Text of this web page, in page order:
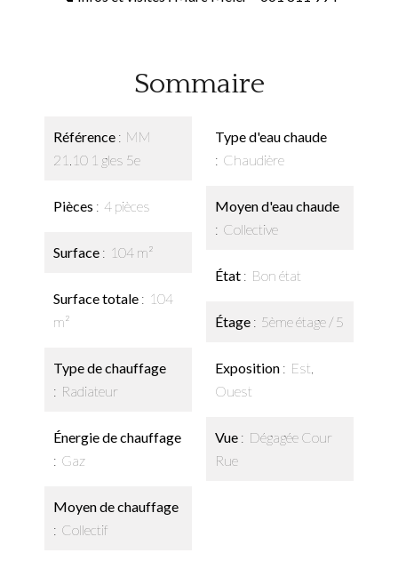
Sommaire
Référence
MM
21.10 1 gles 5e
Pièces 4 pièces
Surface 104 m²
Surface totale
104
m²
Type de chauffage
Radiateur
Énergie de chauffage
Gaz
Moyen de chauffage
Collectif
Type d'eau chaude
Chaudière
Moyen d'eau chaude
Collective
État Bon état
Étage 5ème étage / 5
Exposition
Est,
Ouest
Vue
Dégagée Cour
Rue